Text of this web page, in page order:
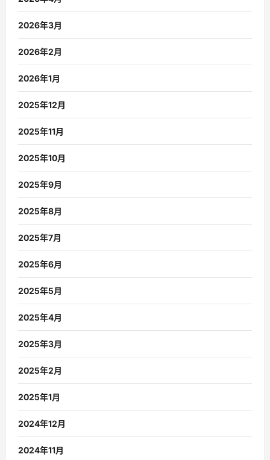
2026年3月
2026年2月
2026年1月
2025年12月
2025年11月
2025年10月
2025年9月
2025年8月
2025年7月
2025年6月
2025年5月
2025年4月
2025年3月
2025年2月
2025年1月
2024年12月
2024年11月